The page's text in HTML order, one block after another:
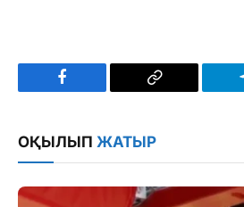
Facebook
Copy
ОҚЫЛЫП ЖАТЫР